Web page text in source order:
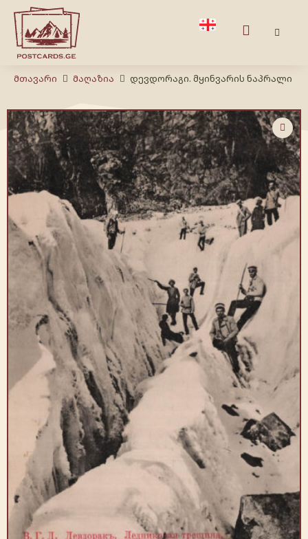
Მთავარი Მაღაზია დევდორაგი. მყინვარის ნაპრალი